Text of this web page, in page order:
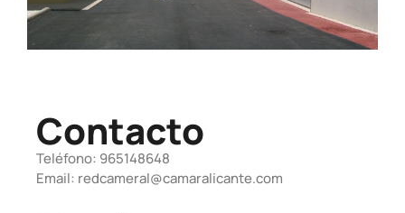
Contacto
Teléfono: 965148648
Email: redcameral@camaralicante.com